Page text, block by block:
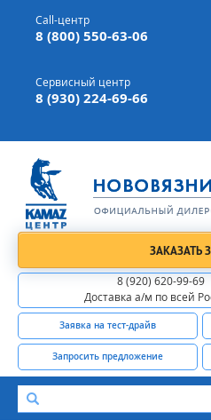
г. Вязники,ул. Механизаторов, д 90
Доставка а/м,по всей России
Call-центр
8 (800) 550-63-06
Сервисный центр
8 (930) 224-69-66
ЗАКАЗАТЬ
8 (920) 620-99-69
Доставка а/м по всей
Заявка на тест-драйв
Запросить предложение